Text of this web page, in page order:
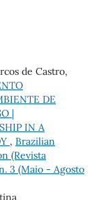
de Castro,
DE
|
IN A
, Brazilian
(Revista
3 (Maio - Agosto